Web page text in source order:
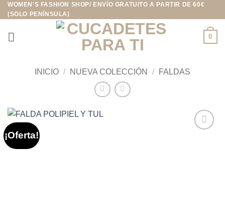
Saltar
al
contenido
WOMEN'S FASHION SHOP/ ENVÍO GRATUITO A PARTIR DE 60€
(SOLO PENÍNSULA)
0
INICIO / NUEVA COLECCIÓN / FALDAS
¡Oferta!